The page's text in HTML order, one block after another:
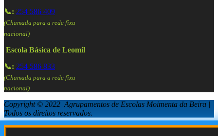
📞: 254 586 409
(Chamada para a rede fixa
nacional)
Escola Básica de Leomil
📞: 254 586 833
(Chamada para a rede fixa
nacional)
Copyright © 2022 Agrupamentos de Escolas Moimenta da Beira |
Todos os direitos reservados.